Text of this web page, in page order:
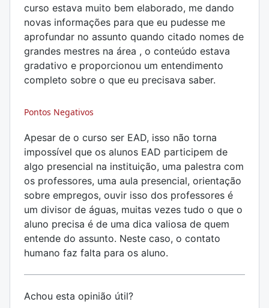
curso estava muito bem elaborado, me dando
novas informações para que eu pudesse me
aprofundar no assunto quando citado nomes de
grandes mestres na área , o conteúdo estava
gradativo e proporcionou um entendimento
completo sobre o que eu precisava saber.
Pontos Negativos
Apesar de o curso ser EAD, isso não torna
impossível que os alunos EAD participem de
algo presencial na instituição, uma palestra com
os professores, uma aula presencial, orientação
sobre empregos, ouvir isso dos professores é
um divisor de águas, muitas vezes tudo o que o
aluno precisa é de uma dica valiosa de quem
entende do assunto. Neste caso, o contato
humano faz falta para os aluno.
Achou esta opinião útil?